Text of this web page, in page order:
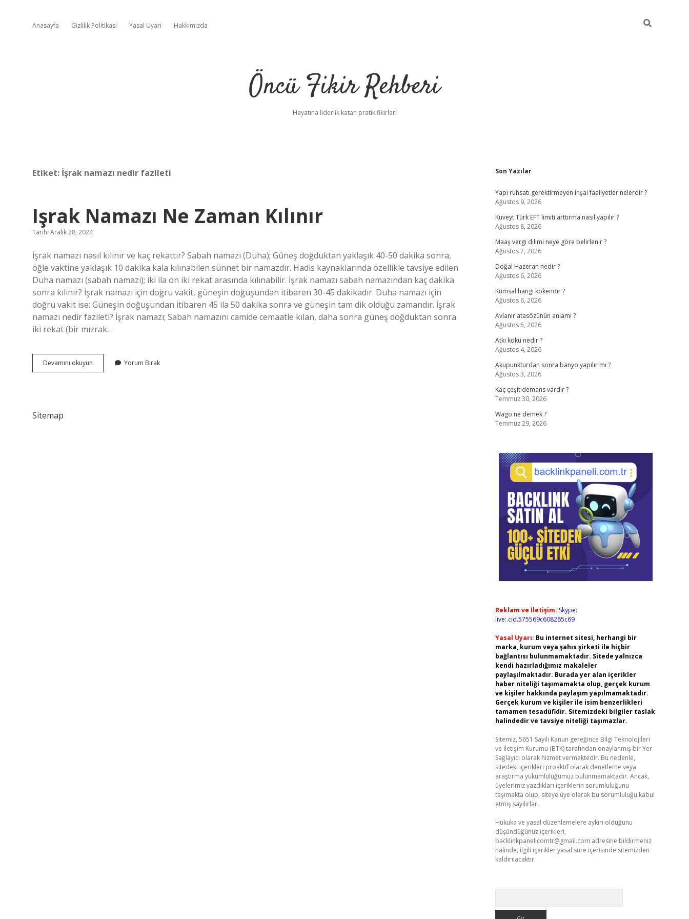
Anasayfa Gizlilik Politikası Yasal Uyarı Hakkımızda
Öncü Fikir Rehberi
Hayatına liderlik katan pratik fikirler!
Etiket: İşrak namazı nedir fazileti
Işrak Namazı Ne Zaman Kılınır
Tarih: Aralık 28, 2024
İşrak namazı nasıl kılınır ve kaç rekattır? Sabah namazı (Duha); Güneş doğduktan yaklaşık 40-50 dakika sonra,
öğle vaktine yaklaşık 10 dakika kala kılınabilen sünnet bir namazdır. Hadis kaynaklarında özellikle tavsiye edilen
Duha namazı (sabah namazı); iki ila on iki rekat arasında kılınabilir. İşrak namazı sabah namazından kaç dakika
sonra kılınır? İşrak namazı için doğru vakit, güneşin doğuşundan itibaren 30-45 dakikadır. Duha namazı için
doğru vakit ise: Güneşin doğuşundan itibaren 45 ila 50 dakika sonra ve güneşin tam dik olduğu zamandır. İşrak
namazı nedir fazileti? İşrak namazı; Sabah namazını camide cemaatle kılan, daha sonra güneş doğduktan sonra
iki rekat (bir mızrak…
Devamını okuyun
Namazı
Yorum Bırak
Sitemap
Sidebar
Son Yazılar
Yapı ruhsatı gerektirmeyen inşai faaliyetler nelerdir ?
Ağustos 9, 2026
Kuveyt Türk EFT limiti arttırma nasıl yapılır ?
Ağustos 8, 2026
Maaş vergi dilimi neye göre belirlenir ?
Ağustos 7, 2026
Doğal Hazeran nedir ?
Ağustos 6, 2026
Kumsal hangi kökendir ?
Ağustos 6, 2026
Avlanır atasözünün anlamı ?
Ağustos 5, 2026
Atkı kökü nedir ?
Ağustos 4, 2026
Akupunkturdan sonra banyo yapılır mı ?
Ağustos 3, 2026
Kaç çeşit demans vardır ?
Temmuz 30, 2026
Wago ne demek ?
Temmuz 29, 2026
Reklam ve İletişim: Skype:
live:.cid.575569c608265c69
Yasal Uyarı: Bu internet sitesi, herhangi bir
marka, kurum veya şahıs şirketi ile hiçbir
bağlantısı bulunmamaktadır. Sitede yalnızca
kendi hazırladığımız makaleler
paylaşılmaktadır. Burada yer alan içerikler
haber niteliği taşımamakta olup, gerçek kurum
ve kişiler hakkında paylaşım yapılmamaktadır.
Gerçek kurum ve kişiler ile isim benzerlikleri
tamamen tesadüfidir. Sitemizdeki bilgiler taslak
halindedir ve tavsiye niteliği taşımazlar.
Sitemiz, 5651 Sayılı Kanun gereğince Bilgi Teknolojileri
ve İletişim Kurumu (BTK) tarafından onaylanmış bir Yer
Sağlayıcı olarak hizmet vermektedir. Bu nedenle,
sitedeki içerikleri proaktif olarak denetleme veya
araştırma yükümlülüğümüz bulunmamaktadır. Ancak,
üyelerimiz yazdıkları içeriklerin sorumluluğunu
taşımakta olup, siteye üye olarak bu sorumluluğu kabul
etmiş sayılırlar.
Hukuka ve yasal düzenlemelere aykırı olduğunu
düşündüğünüz içerikleri,
backlinkpanelicomtr@gmail.com adresine bildirmeniz
halinde, ilgili içerikler yasal süre içerisinde sitemizden
kaldırılacaktır.
ilbet giriş